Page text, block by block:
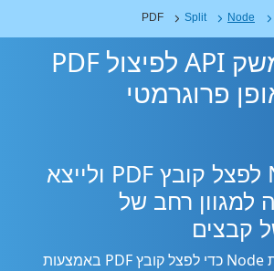
Node
Split
PDF
Node ממשק API לפיצול PDF
פרוגרמטי
Node SDK לפצל קובץ PDF ולייצא
למגוון רחב של
קבצים
השתמש בספריית Node כדי לפצל קובץ PDF באמצעות